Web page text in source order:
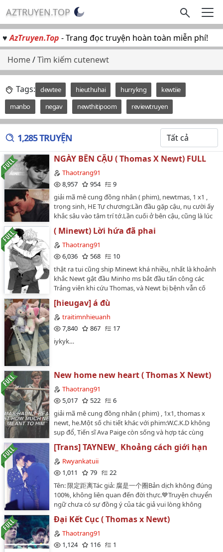
AZTRUYEN.TOP
♥AzTruyen.Top - Trang đọc truyện hoàn toàn miễn phí!
Home/Tìm kiếm cutenewt
Tags: dewtee hieuthuhai hurrykng
kewtiie
manbo
negav newthitipoom reviewtruyen
1,285 TRUYỆN
NGÀY BÊN CẬU ( Thomas X Newt) FULL
Thaotrang91
8,957
954
9
giải mã mê cung đồng nhân ( phim), newtmas, 1 x1 ,
trọng sinh, HE Tự chương:Lần đầu gặp cậu, nụ cười ấy
khắc sâu vào tâm trí tớ.Lần cuối ở bên cậu, cũng là lúc
nữa, tớ sẽ đặt cược mọi thứ, kể cả sinh mạng này để
cậu có thể sống hạnh phúc.Để có thể nói cho cậu biết
tớ yêu cậu đến nhường nào.Hẹn gặp lại, Newt...…
( Minewt) Lời hứa đã phai
Thaotrang91
6,036
568
10
thật ra tui cũng ship Minewt khá nhiều, nhất là khoảnh
khắc Newt gật đầu Minho ms bắt đầu tấn công các
Trảng viên khi cứu Thomas, và Newt bị bệnh vẫn cố
này ra đời thôi 😁😁😁Cp: Minho x NewtThể loại: maze
runner đồng nhân ( phim), 1x1, ngược ngọt đan xen,
nhẹ nhàng.…
[hieugav] á đù
traitimnhieuanh
7,840
867
17
iykyk…
New home new heart ( Thomas X Newt)
Thaotrang91
5,017
522
6
giải mã mê cung đồng nhân ( phim) , 1x1, thomas x
newt, he.Một số chi tiết khác với phim:W.C.K.D không
sụp đổ, Tiến sĩ Ava Paige còn sống và hợp tác cùng
nhóm Thomas nghiên cứu huyết thanh chống Hỏa
Khuẩn.…
[Trans] TAYNEW_ Khoảng cách giới hạn
Rwyankatuii
1,011
79
22
Tên: 限定距离Tác giả: 腐是一个圈Bản dịch không đúng
100%, không liên quan đến đời thực.💙Truyện chuyển
ngữ chưa có sự đồng ý của tác giả vui lòng không
kì vấn đề hay ý kiến xoá truyện thì mình sẽ xoá ạ💕💙
Mình dịch còn non lắm nếu có gì sai sót mong mn góp
ý nhẹ nhàng ạ💕🐳Once Polca always Polca🐻‍❄️…
Đại Kết Cục ( Thomas x Newt)
Thaotrang91
1,124
116
1